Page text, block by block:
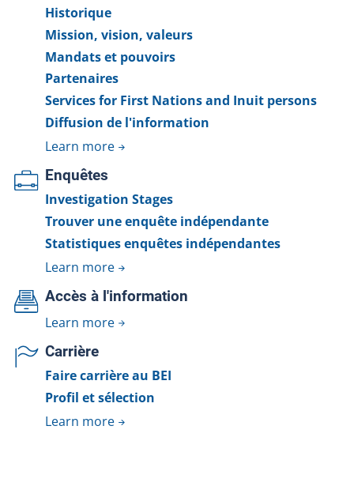
Historique
Mission, vision, valeurs
Mandats et pouvoirs
Partenaires
Services for First Nations and Inuit persons
Diffusion de l'information
Learn more
Enquêtes
Investigation Stages
Trouver une enquête indépendante
Statistiques enquêtes indépendantes
Learn more
Accès à l'information
Learn more
Carrière
Faire carrière au BEI
Profil et sélection
Learn more